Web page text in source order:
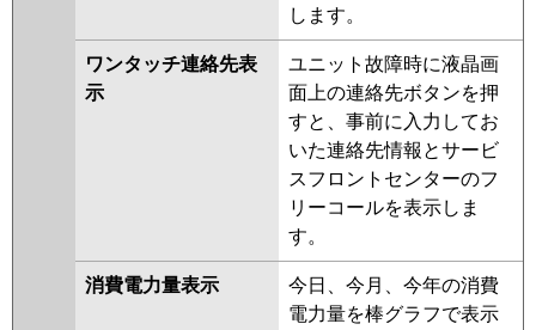
します。
ワンタッチ連絡先表
示
ユニット故障時に液晶画
面上の連絡先ボタンを押
すと、事前に入力してお
いた連絡先情報とサービ
スフロントセンターのフ
リーコールを表示しま
す。
消費電力量表示
今日、今月、今年の消費
電力量を棒グラフで表示